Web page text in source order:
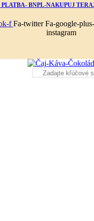
BNPL-NAKUPUJ
f Fa-twitter Fa-google-
instagram